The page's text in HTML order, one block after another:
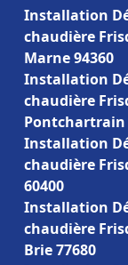
Installation
chaudière
Marne 94360
Installation
chaudière
Pontchartrain
Installation
chaudière
60400
Installation
chaudière
Brie 77680